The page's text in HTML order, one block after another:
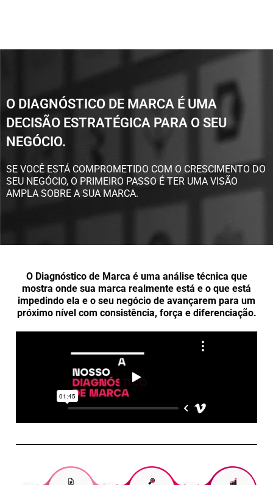
O DIAGNÓSTICO DE MARCA É UMA
DECISÃO ESTRATÉGICA PARA O SEU
NEGÓCIO.
SE VOCÊ ESTÁ COMPROMETIDO COM O CRESCIMENTO DO
SEU NEGÓCIO, O PRIMEIRO PASSO É TER UMA VISÃO
AMPLA SOBRE A SUA MARCA.
O Diagnóstico de Marca é uma análise técnica que
mostra onde sua marca realmente está e o que está
impedindo ela e o seu negócio de avançarem para um
próximo nível com consistência, força e diferenciação.